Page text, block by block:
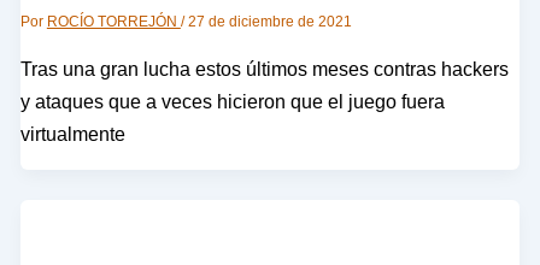
Por ROCÍO TORREJÓN /27 de diciembre de 2021
Tras una gran lucha estos últimos meses contras hackers
y ataques que a veces hicieron que el juego fuera
virtualmente